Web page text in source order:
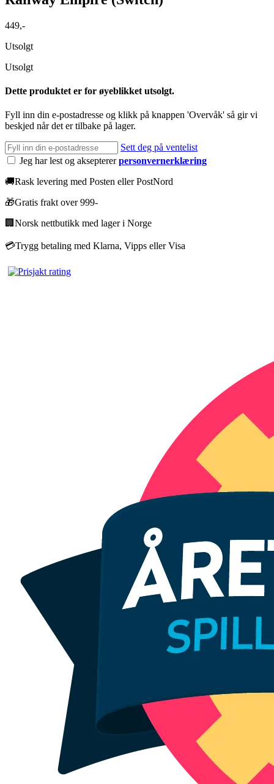
449,-
Utsolgt
Utsolgt
Dette produktet er for øyeblikket utsolgt.
Fyll inn din e-postadresse og klikk på knappen 'Overvåk' så gir vi
beskjed når det er tilbake på lager.
Sett deg på ventelist
Jeg har lest og akseptererpersonvernerklæring
🚚Rask levering med Posten eller PostNord
🎁Gratis frakt over 999-
🏢 Norsk nettbutikk med lager i Norge
💳Trygg betaling med Klarna, Vipps eller Visa